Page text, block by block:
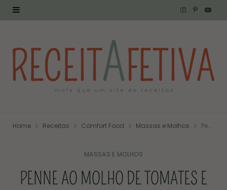
I
t
m
P Y
T
Home Receitas Comfort Food Massas e Molhos Penne ao Molho de Tomates e Linguiça
MASSAS E MOLHOS
PENNE AO MOLHO DE TOMATES E